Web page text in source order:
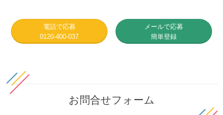
電話で応募
0120-400-037
メールで応募
簡単登録
お問合せフォーム